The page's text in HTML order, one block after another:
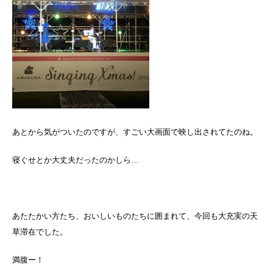
あとから気がついたのですが、すごい大画面で映し出されてたのね。
寝ぐせとか大丈夫だったのかしら…
あたたかい方たち、おいしいものたちに囲まれて、今回も大充実の天
草滞在でした。
満腹ー！